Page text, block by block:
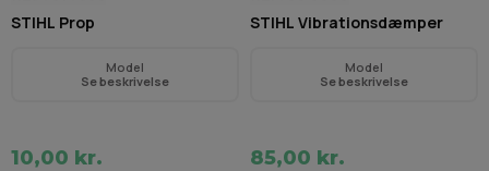
STIHL Prop
Model
Se beskrivelse
10,00 kr.
STIHL Vibrationsdæmper
Model
Se beskrivelse
85,00 kr.